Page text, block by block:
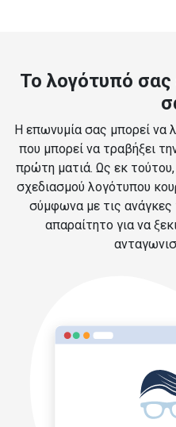
Το λογότυπό σας
Η επωνυμία σας μπορεί να
που μπορεί να τραβήξει
πρώτη ματιά. Ως εκ
σχεδιασμού λογότυπου
σύμφωνα με τις ανάγκες
απαραίτητο για να